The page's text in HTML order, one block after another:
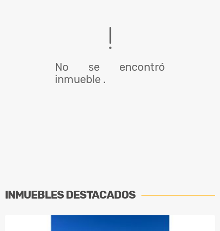
No se encontró
inmueble .
INMUEBLESDESTACADOS